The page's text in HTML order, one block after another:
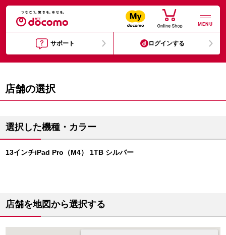
MENU
サポート ログインする
店舗の選択
選択した機種・カラー
13インチiPad Pro（M4） 1TB シルバー
店舗を地図から選択する